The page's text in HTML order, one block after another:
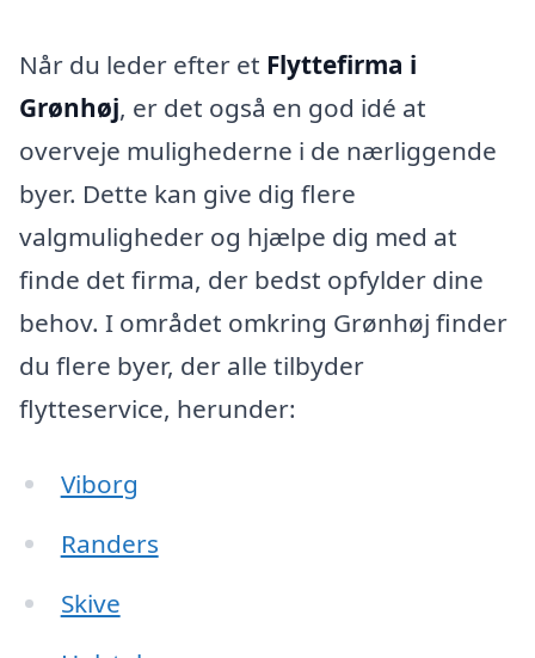
Når du leder efter et Flyttefirma i
Grønhøj, er det også en god idé at
overveje mulighederne i de nærliggende
byer. Dette kan give dig flere
valgmuligheder og hjælpe dig med at
finde det firma, der bedst opfylder dine
behov. I området omkring Grønhøj finder
du flere byer, der alle tilbyder
flytteservice, herunder:
Viborg
Randers
Skive